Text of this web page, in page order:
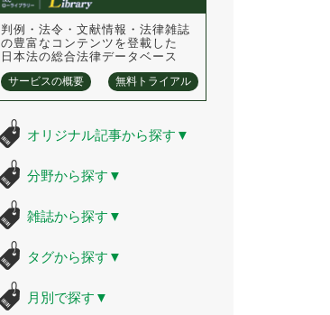
判例・法令・文献情報・法律雑誌
の豊富なコンテンツを登載した
日本法の総合法律データベース
サービスの概要 無料トライアル
オリジナル記事から探す ▼
分野から探す ▼
雑誌から探す ▼
タグから探す ▼
月別で探す ▼